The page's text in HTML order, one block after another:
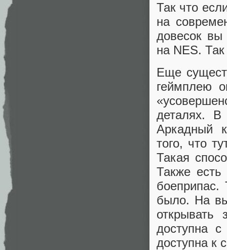
Так что
на
довесок вы
на NES.
Еще
геймплею
деталях.
Аркадный
того, что
Такая
Также
боеприпас.
было. На
открывать
доступна
доступна к